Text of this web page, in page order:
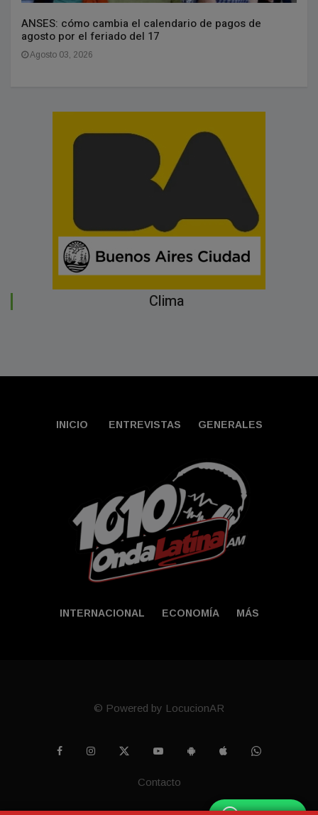
ANSES: cómo cambia el calendario de pagos de
agosto por el feriado del 17
Agosto 03, 2026
Clima
INICIO ENTREVISTAS GENERALES
INTERNACIONAL ECONOMÍA MÁS
© Powered by LocucionAR
Contacto